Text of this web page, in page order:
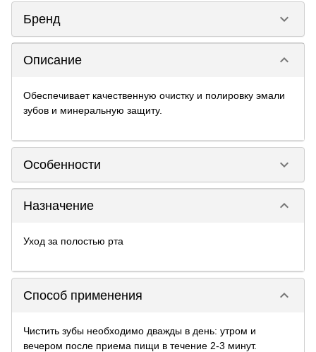
Бренд keyboard_arrow_down
Описание keyboard_arrow_down
Обеспечивает качественную очистку и полировку эмали
зубов и минеральную защиту.
Особенности keyboard_arrow_down
Назначение keyboard_arrow_down
Уход за полостью рта
Способ применения keyboard_arrow_down
Чистить зубы необходимо дважды в день: утром и
вечером после приема пищи в течение 2-3 минут.